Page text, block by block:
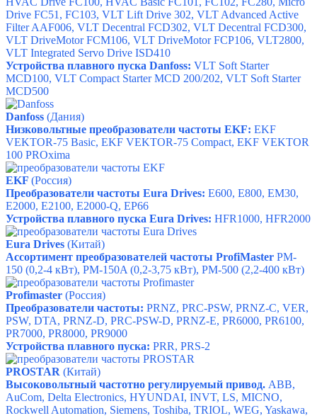
Drive FC51, FC103, VLT Lift Drive 302, VLT Advanced Active
Filter AAF006, VLT Decentral FCD302, VLT Decentral FCD300,
VLT DriveMotor FCM106, VLT DriveMotor FCP106, VLT2800,
VLT Integrated Servo Drive ISD410
Устройства плавного пуска Danfoss: VLT Soft Starter
MCD100, VLT Compact Starter MCD 200/202, VLT Soft Starter
MCD500
Danfoss (Дания)
Низковольтные преобразователи частоты EKF: EKF
VEKTOR-75 Basic, EKF VEKTOR-75 Compact, EKF VEKTOR
100 PROxima
EKF (Россия)
Преобразователи частоты Eura Drives: E600, E800, EM30,
E2000, E2100, E2000-Q, EP66
Устройства плавного пуска Eura Drives: HFR1000, HFR2000
Eura Drives (Китай)
Ассортимент преобразователей частоты ProfiMaster PM-
150 (0,2-4 кВт), PM-150A (0,2-3,75 кВт), PM-500 (2,2-400 кВт)
Profimaster (Россия)
Преобразователи частоты: PRNZ, PRC-PSW, PRNZ-C, VER,
PSW, DTA, PRNZ-D, PRC-PSW-D, PRNZ-E, PR6000, PR6100,
PR7000, PR8000, PR9000
Устройства плавного пуска: PRR, PRS-2
PROSTAR (Китай)
Высоковольтный частотно регулируемый привод. ABB,
AuСom, Delta Electronics, HYUNDAI, INVT, LS, MICNO,
Rockwell Automation, Siemens, Toshiba, TRIOL, WEG, Yaskawa,